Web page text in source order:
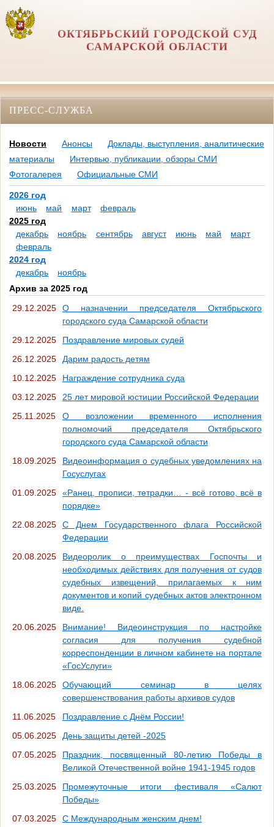
ОКТЯБРЬСКИЙ ГОРОДСКОЙ СУД
САМАРСКОЙ ОБЛАСТИ
ПРЕСС-СЛУЖБА
Новости Анонсы
Доклады, выступления, аналитические
материалы
Интервью, публикации, обзоры СМИ
Фотогалерея
Официальные СМИ
2026 год
июнь
май март
февраль
2025 год
декабрь
ноябрь сентябрь август июнь май
март
февраль
2024 год
декабрь
ноябрь
Архив за 2025 год
29.12.2025
О назначении председателя Октябрьского
городского суда Самарской области
29.12.2025
Поздравление мировых судей
26.12.2025
Дарим радость детям
10.12.2025
Награждение сотрудника суда
03.12.2025
25 лет мировой юстиции Российской Федерации
25.11.2025
О возложении временного исполнения
полномочий председателя Октябрьского
городского суда Самарской области
18.09.2025
Видеоинформация о судебных уведомлениях на
Госуслугах
01.09.2025
«Ранец, прописи, тетрадки… - всё готово, всё в
порядке»
22.08.2025
С Днем Государственного флага Российской
Федерации
20.08.2025
Видеоролик о преимуществах Госпочты и
необходимых действиях для получения от судов
судебных извещений, прилагаемых к ним
документов и копий судебных актов электронном
виде.
20.06.2025
Внимание! Видеоинструкция по настройке
согласия для получения судебной
корреспонденции в личном кабинете на портале
«ГосУслуги»
18.06.2025
Обучающий семинар в целях
совершенствования работы архивов судов
11.06.2025
Поздравление с Днём России!
05.06.2025
День защиты детей -2025
07.05.2025
Праздник, посвященный 80-летию Победы в
Великой Отечественной войне 1941-1945 годов
25.03.2025
Промежуточные итоги фестиваля «Салют
Победы»
07.03.2025
С Международным женским днем!